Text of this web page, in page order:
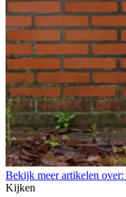
Bekijk meer artikelen over:
Kijken